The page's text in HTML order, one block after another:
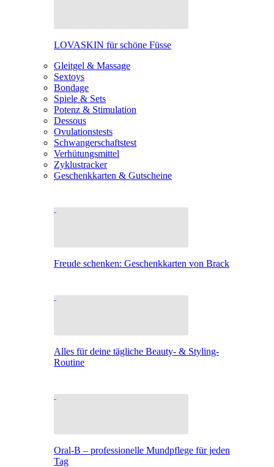
LOVASKIN für schöne Füsse
Gleitgel & Massage
Sextoys
Bondage
Spiele & Sets
Potenz & Stimulation
Dessous
Ovulationstests
Schwangerschaftstest
Verhütungsmittel
Zyklustracker
Geschenkkarten & Gutscheine
Freude schenken: Geschenkkarten von Brack
Alles für deine tägliche Beauty- & Styling-
Routine
Oral-B – professionelle Mundpflege für jeden
Tag